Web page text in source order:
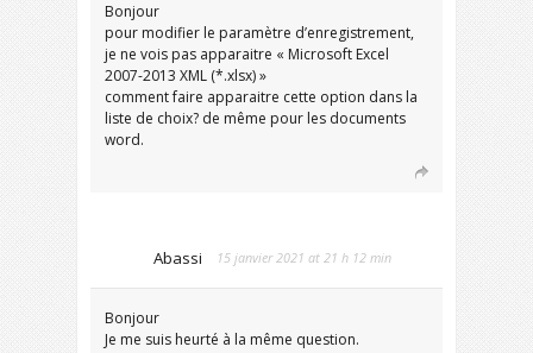
Bonjour
pour modifier le paramètre d’enregistrement,
je ne vois pas apparaitre « Microsoft Excel
2007-2013 XML (*.xlsx) »
comment faire apparaitre cette option dans la
liste de choix? de même pour les documents
word.
Abassi 15 janvier 2021 at 21 h 12 min
Bonjour
Je me suis heurté à la même question.